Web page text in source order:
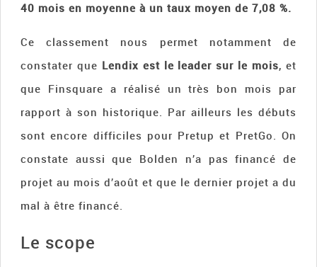
40 mois en moyenne à un taux moyen de 7,08 %.
Ce classement nous permet notamment de
constater que Lendix est le leader sur le mois, et
que Finsquare a réalisé un très bon mois par
rapport à son historique. Par ailleurs les débuts
sont encore difficiles pour Pretup et PretGo. On
constate aussi que Bolden n’a pas financé de
projet au mois d’août et que le dernier projet a du
mal à être financé.
Le scope